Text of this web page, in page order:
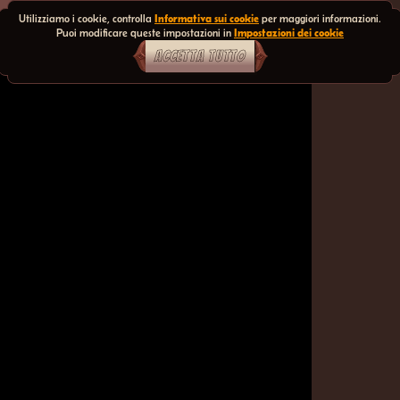
Utilizziamo i cookie, controlla Informativa sui cookie per maggiori informazioni.
Puoi modificare queste impostazioni in Impostazioni dei cookie
ACCETTA TUTTO